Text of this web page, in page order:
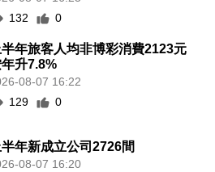
132
0
半年旅客人均非博彩消費2123元
升7.8%
08-07 16:22
129
0
半年新成立公司2726間
08-07 16:20